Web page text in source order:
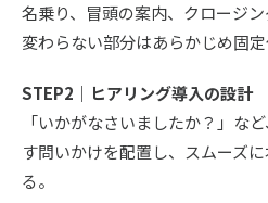
名乗り、冒頭の案内、クロージ
変わらない部分はあらかじめ固定
STEP2｜ヒアリング導入の設計
「いかがなさいましたか？」な
す問いかけを配置し、スムーズ
る。